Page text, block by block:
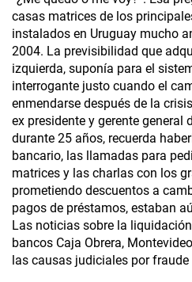
casas matrices de los
instalados en Uruguay mucho
2004. La previsibilidad que
izquierda, suponía para el
interrogante justo cuando el
enmendarse después de la
ex presidente y gerente general
durante 25 años, recuerda
bancario, las llamadas para
matrices y las charlas con los
prometiendo descuentos a
pagos de préstamos, estaban
Las noticias sobre la
bancos Caja Obrera,
las causas judiciales por